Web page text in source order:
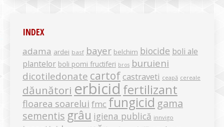
INDEX
adama ardei basf bayer belchim biocide boli ale
plantelor boli pomi fructiferi bros buruieni
dicotiledonate cartof castraveti ceapă cereale
dăunători erbicidfertilizant
floarea soarelui fmc fungicid gama
sementis grâu igiena publică innvigo